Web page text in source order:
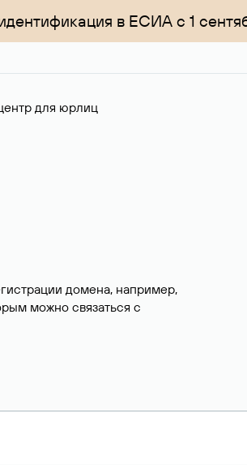
в ЕСИА с 1
для юрлиц
домена, например,
можно связаться с